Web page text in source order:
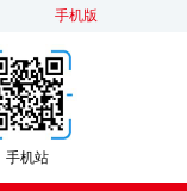
手机版
手机站